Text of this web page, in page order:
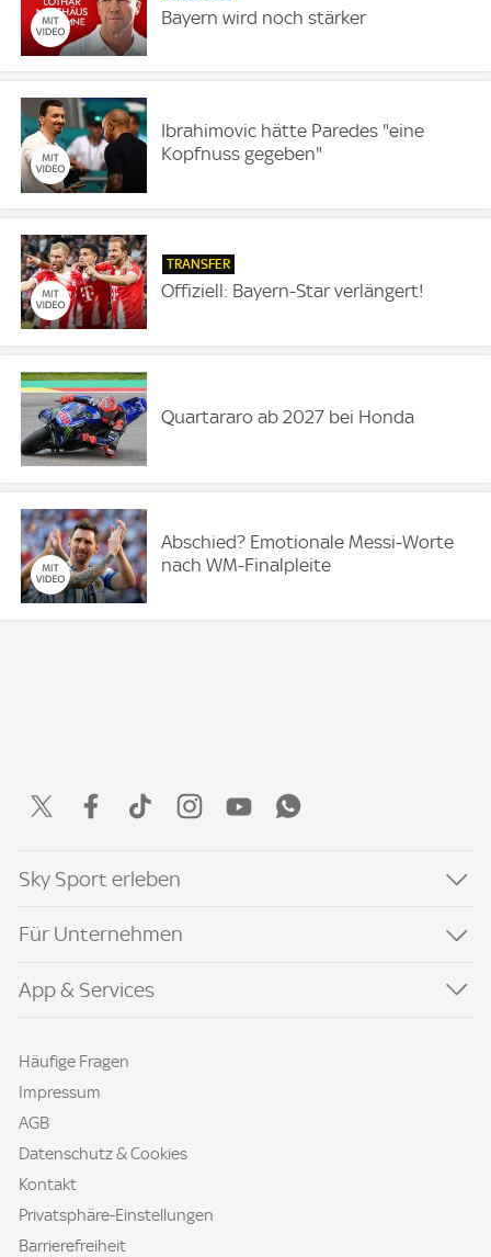
Bayern wird noch stärker
Ibrahimovic hätte Paredes "eine
Kopfnuss gegeben"
TRANSFER
Offiziell: Bayern-Star verlängert!
Quartararo ab 2027 bei Honda
Abschied? Emotionale Messi-Worte
nach WM-Finalpleite
Sky Sport erleben
Für Unternehmen
App & Services
Häufige Fragen
Impressum
AGB
Datenschutz & Cookies
Kontakt
Privatsphäre-Einstellungen
Barrierefreiheit